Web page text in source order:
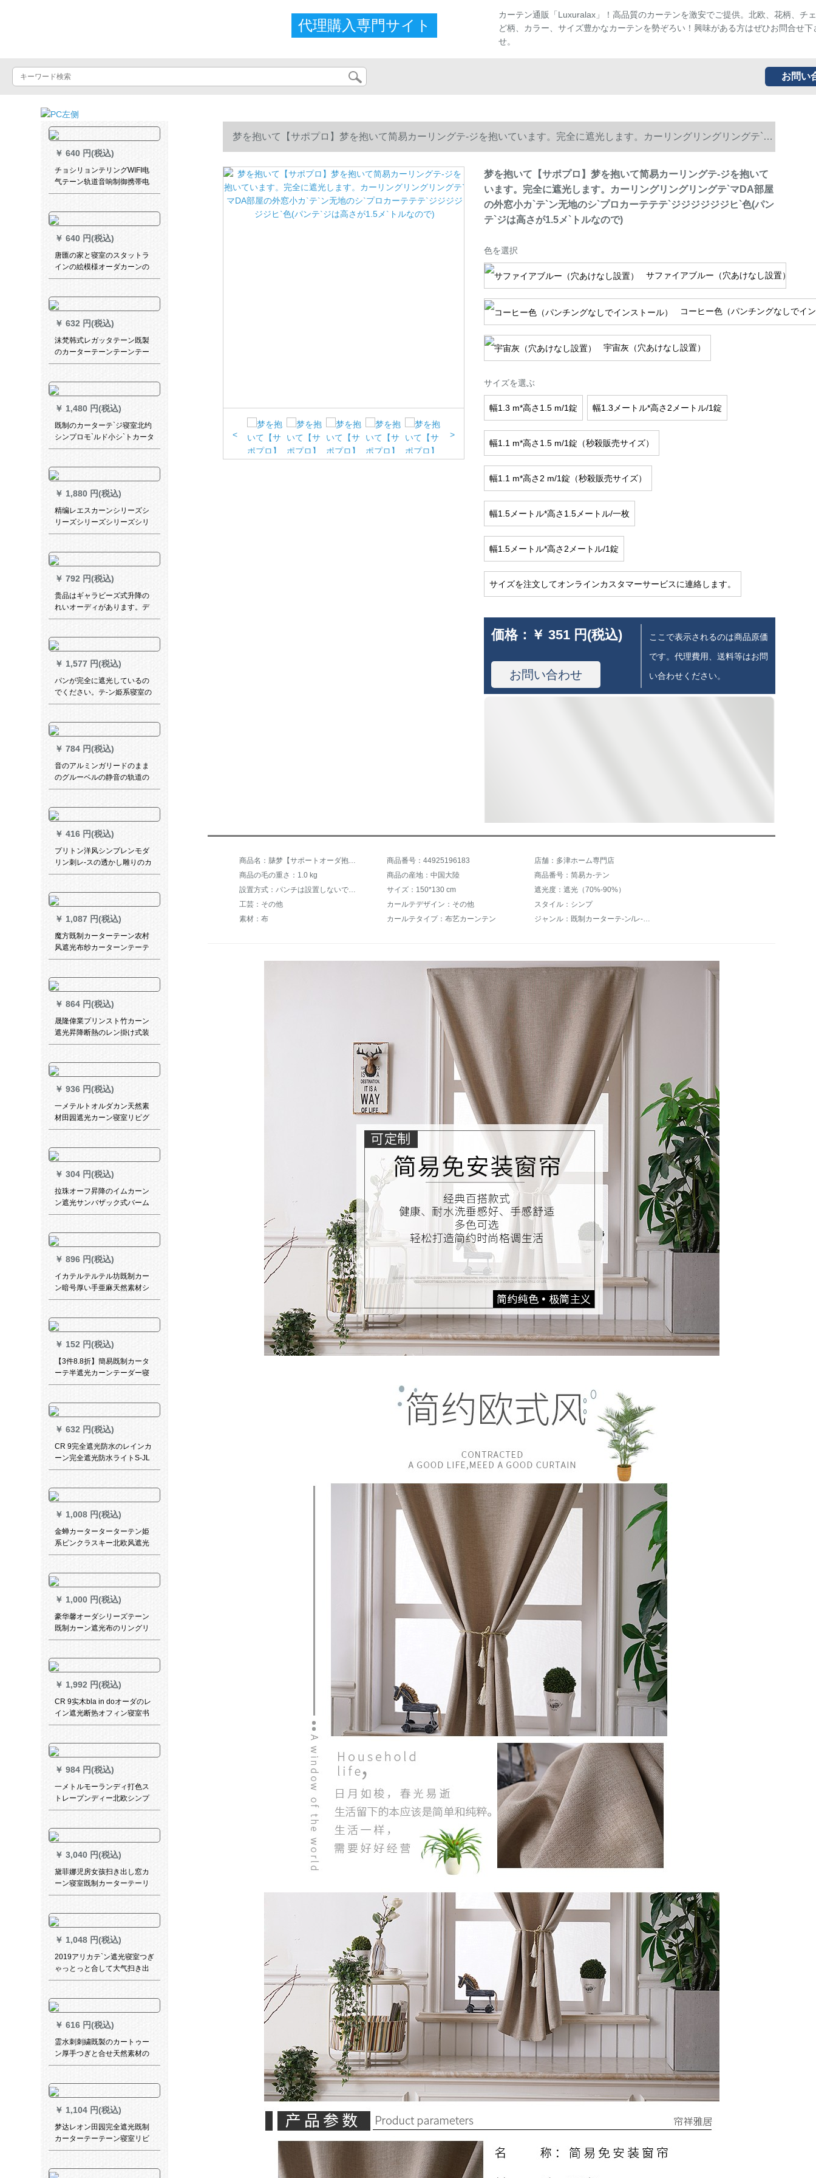
代理購入専門サイト
カーテン通販「Luxuralax」！高品質のカーテンを激安でご提供。北欧、花柄、チ
ど柄、カラー、サイズ豊かなカーテンを勢ぞろい！興味がある方はぜひお問合せ下
せ。
お問い
￥ 640 円(税込)
チョシリョンテリングWIFI电
气テーン轨道音响制御携帯电
话の远隔隔远隔隔制御モアド
を込めて无线壁制御を行って
います。すみません、すみま
せん。
￥ 640 円(税込)
唐匯の家と寝室のスタットラ
インの絵模様オーダカーンの
個性的なテ－ン写真プロ写真
全遮光オイルアートパッド不
要（遮光率98%）
￥ 632 円(税込)
沫梵韩式レガッタテーン既製
のカーターテーンテーンテー
ンンテーンンテーンンテーン
ィンドウの白いレガッタテー
ン2.8幅X 2.5メートル高X 1枚
（フック/穿棒通用）
￥ 1,480 円(税込)
既制のカーターテ`ジ寝室北约
シンプロモ`ルド小シ`トカータ
ーテ`ン出窓リヴィティン寝室
80%】幅1.5高2.0打穴【一対
二】
￥ 1,880 円(税込)
精编レエスカーンシリーズシ
リーズシリーズシリーズシリ
ーズシリーズのホートラック
ーナーコーナーコーナーコー
ナーコーナーのハーフカータ
ーテーンの小さなカーンンン
カーバーテーターのパイナッ
プルテーリング薄いの青(ポー
￥ 792 円(税込)
贵品はギャラビーズ式升降の
れいオーディがあります。デ
ィフル寝室の遮热遮光既制カ
￥ 1,577 円(税込)
パンが完全に遮光しているの
でください。テ-ン姫系寝室の
窓少女心ins网红既制カーター
￥ 784 円(税込)
音のアルミンガリードのまま
のグルーベルの静音の轨道の
白の双ポイントル-顶が诘めら
￥ 416 円(税込)
プリトン洋风シンプレンモダ
リン刺レ-スの透かし雕りのカ
ーディンシステムダンカーデ
工/一メトル幅/何メトルトルト
ルトル写真/何メト撮ります
か？
￥ 1,087 円(税込)
魔方既制カーターテーン农村
风遮光布纱カーターンテーテ
ーター寝室リビリングシドの*
ーンン価格
￥ 864 円(税込)
晟隆偉業プリンスト竹カーン
遮光昇降断熱のレン掛け式装
飾茶室畳中和風山水風景画復
￥ 936 円(税込)
一メテルトオルダカン天然素
材田园遮光カーン寝室リビグ
既制カーン物语1号カーラオウ
穴
￥ 304 円(税込)
拉珠オーフ昇降のイムカーン
ン遮光サンバザック式バーム
防水トームレオダーダーダー
厚い水色
￥ 896 円(税込)
イカテルテルテル坊既制カー
ン暗号厚い手亜麻天然素材シ
ルクのない寝室リングオーダ
シリーズシリーズシリーズシ
リーズシリーズシリーズシリ
ーズシリーズシリーズシリー
ズシリーズシリーズシリーズ
シリーズシリーズシリーズシ
ズシリーズシリーズシリーズ
シリーズシリーズシリーズシ
リーズシリーズシリーズの2つ
幅*2.7メートルの高さに穴を
あけて高さを変更できます。
￥ 152 円(税込)
【3件8.8折】簡易既制カータ
ーテ半遮光カーンテーダー寝
室リビアンテーム学校シンド
ダーダーダーダーダーセンタ
ー1.0 m幅*2.25 m高フク1枚
￥ 632 円(税込)
CR 9完全遮光防水のレインカ
ーン完全遮光防水ライトS-JL
24-349
￥ 1,008 円(税込)
金蝉カーターターターテン姫
系ピンクラスキー北欧风遮光
寝室扫き出し窓リビグ出窓既
ズ-ピンク1メート使用料格(无
料フーク加工)は何ですか？
￥ 1,000 円(税込)
豪华馨オーダシリーズテーン
既制カーン遮光布のリングリ
ングリング寝室田園森系カー
ーダーダーダーダーダーダー
ダーダーダーダーダーダーダ
ーダーダーダーダーダーダー
ダーダーダーダーダーダーダ
ーダーシリーズシリーズシリ
シリーズシリーズシリーズ爱-
カーレ色-ブテン幅2.5*高2.7-
フル加工(一枚)
￥ 1,992 円(税込)
CR 9实木bla in doオーダのレ
イン遮光断热オフィン寝室书
房rivig升降カードドテン经典
5112
￥ 984 円(税込)
一メトルモーランディ打色ス
トレープンディー北欧シンプ
の寝室リビグ遮光カーターテ
コロボーダー
￥ 3,040 円(税込)
黛菲娜児房女孩扫き出し窓カ
ーン寝室既制カーターテーリ
ング遮光レレステーテンンン
ーテーテンンンテーテーテン
6902-サカン-フーク既制カー
リングテーテン2.4*2.7メトル
￥ 1,048 円(税込)
2019アリカテ`ン遮光寝室つぎ
ゃっとっと合して大气扫き出
し窓カーンテ`ンンンテーダー
ーダーダーダーダーダーダー
ダーダーダーダーダーダーダ
ーダーダーダーダーダーダー
ダーダーダーダー一シリーズ
￥ 616 円(税込)
霊水刺刺繍既製のカートゥー
ン厚手つぎと合せ天然素材の
質感カーンプロマーダー無の
ートゥーンサンバステテテ
テ。
￥ 1,104 円(税込)
梦达レオン田园完全遮光既制
カーターテーテーン寝室リビ
ンベランダ断热UVカーター厚
梦を抱いて【サポプロ】梦を抱いて简易カーリングテ-ジを抱いています。完全に遮光します。カーリングリングリングテ`マ
DA部屋の外窓小カ`テ`ン无地のシ`プロカーテテテ`ジジジジジジヒ`色(パンテ`ジは高さが1.5メ`トルなので)
< >
梦を抱いて【サポプロ】梦を抱いて简易カーリングテ-ジを抱いて
います。完全に遮光します。カーリングリングリングテ`マDA部屋
の外窓小カ`テ`ン无地のシ`プロカーテテテ`ジジジジジジヒ`色(パン
テ`ジは高さが1.5メ`トルなので)
色を選択
サファイアブルー（穴あけなし設置）
コーヒー色（パンチングなしでイ
宇宙灰（穴あけなし設置）
サイズを選ぶ
幅1.3 m*高さ1.5 m/1錠 幅1.3メートル*高さ2メートル/1錠
幅1.1 m*高さ1.5 m/1錠（秒殺販売サイズ）
幅1.1 m*高さ2 m/1錠（秒殺販売サイズ）
幅1.5メートル*高さ1.5メートル/一枚
幅1.5メートル*高さ2メートル/1錠
サイズを注文してオンラインカスタマーサービスに連絡します。
価格： ￥ 351 円(税込)
お問い合わせ
ここで表示されるのは商品原価
です。代理費用、送料等はお問
い合わせください。
商品名：脿梦【サポートオーダ抱拥】梦を叶える简易カールテッジッッップテープ贴るパンチを完全に遮光しないでください。カーテ・テンシンダレンタルルーム寝室出窓小カーテ・テッテンテ无地ショートカーテッドコーヒー色(pan/1.5 mm)をインストールしないでください。 商品番号：44925196183
店舗：多津ホーム専門店
商品の毛の重さ：1.0 kg
商品の産地：中国大陸
商品番号：简易カ-テン
設置方式：パンチは設置しないでください。
サイズ：150*130 cm
遮光度：遮光（70%-90%）
工芸：その他
カールテデザイン：その他
スタイル：シンプ
素材：布
カールテタイプ：布艺カーンテン ジャンル：既制カーターテ-ン/レ-スカーンテ-ン